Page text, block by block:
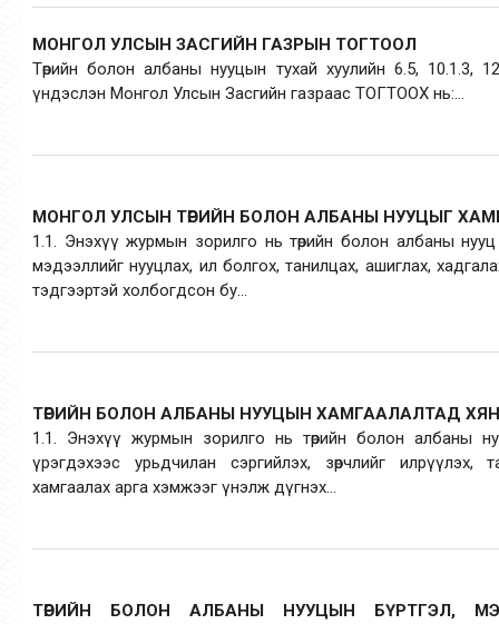
МОНГОЛ УЛСЫН ЗАСГИЙН ГАЗРЫН ТОГТООЛ
Төрийн болон албаны нууцын тухай хуулийн 6.5, 10.1.3,
үндэслэн Монгол Улсын Засгийн газраас ТОГТООХ нь:...
МОНГОЛ УЛСЫН ТӨРИЙН БОЛОН АЛБАНЫ НУУЦЫГ
1.1. Энэхүү журмын зорилго нь төрийн болон албаны
мэдээллийг нууцлах, ил болгох, танилцах, ашиглах,
тэдгээртэй холбогдсон бу...
ТӨРИЙН БОЛОН АЛБАНЫ НУУЦЫН ХАМГААЛАЛТАД
1.1. Энэхүү журмын зорилго нь төрийн болон албаны
үрэгдэхээс урьдчилан сэргийлэх, зөрчлийг илрүүлэх,
хамгаалах арга хэмжээг үнэлж дүгнэх...
ТӨРИЙН БОЛОН АЛБАНЫ НУУЦЫН БҮРТГЭЛ,